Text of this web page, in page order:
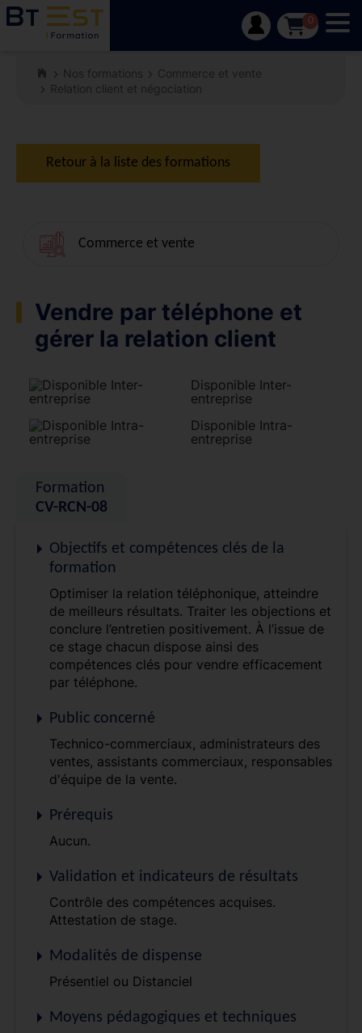
0
Nos formations
Commerce et vente
Relation client et négociation
Retour à la liste des formations
Commerce et vente
Vendre par téléphone et
gérer la relation client
Disponible Inter-
entreprise
Disponible Intra-
entreprise
Formation
CV-RCN-08
Objectifs et compétences clés de la
formation
Optimiser la relation téléphonique, atteindre
de meilleurs résultats. Traiter les objections et
conclure l’entretien positivement. À l’issue de
ce stage chacun dispose ainsi des
compétences clés pour vendre efficacement
par téléphone.
Public concerné
Technico-commerciaux, administrateurs des
ventes, assistants commerciaux, responsables
d'équipe de la vente.
Prérequis
Aucun.
Validation et indicateurs de résultats
Contrôle des compétences acquises.
Attestation de stage.
Modalités de dispense
Présentiel ou Distanciel
Moyens pédagogiques et techniques